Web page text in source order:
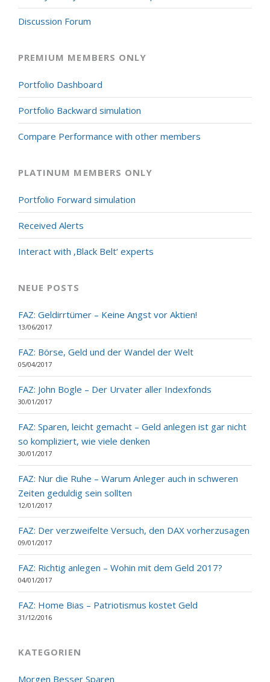
Discussion Forum
PREMIUM MEMBERS ONLY
Portfolio Dashboard
Portfolio Backward simulation
Compare Performance with other members
PLATINUM MEMBERS ONLY
Portfolio Forward simulation
Received Alerts
Interact with ‚Black Belt‘ experts
NEUE POSTS
FAZ: Geldirrtümer – Keine Angst vor Aktien!
13/06/2017
FAZ: Börse, Geld und der Wandel der Welt
05/04/2017
FAZ: John Bogle – Der Urvater aller Indexfonds
30/01/2017
FAZ: Sparen, leicht gemacht – Geld anlegen ist gar nicht
so kompliziert, wie viele denken
30/01/2017
FAZ: Nur die Ruhe – Warum Anleger auch in schweren
Zeiten geduldig sein sollten
12/01/2017
FAZ: Der verzweifelte Versuch, den DAX vorherzusagen
09/01/2017
FAZ: Richtig anlegen – Wohin mit dem Geld 2017?
04/01/2017
FAZ: Home Bias – Patriotismus kostet Geld
31/12/2016
KATEGORIEN
Morgen Besser Sparen